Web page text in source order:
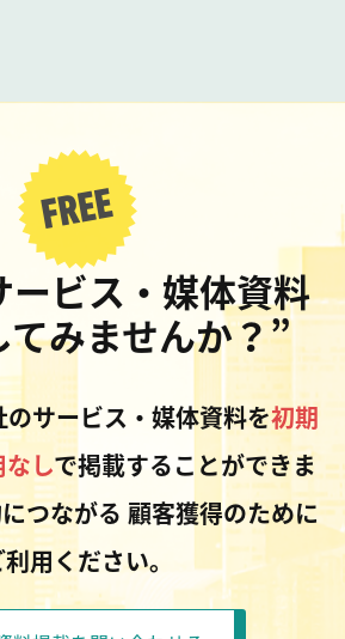
ービス・媒体資料
みませんか？”
サービス・媒体資料を初期
しで掲載することができま
つながる 顧客獲得のために
用ください。